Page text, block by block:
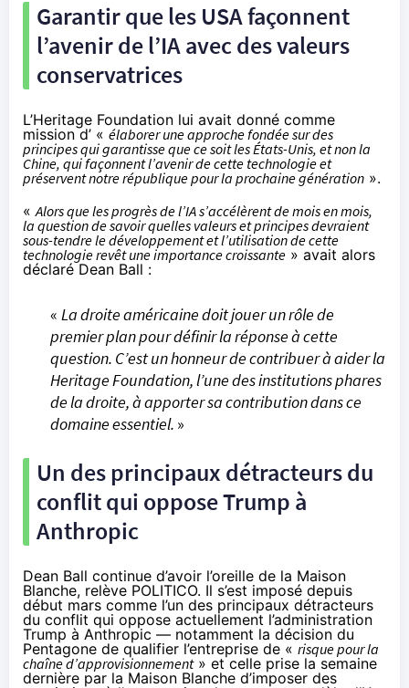
Garantir que les USA façonnent
l’avenir de l’IA avec des valeurs
conservatrices
L’Heritage Foundation lui avait donné comme
missiond’ « élaborer une approche fondée sur des
principes qui garantisse que ce soit les États-Unis, et non la
Chine, qui façonnent l’avenir de cette technologie et
préservent notre république pour la prochaine génération ».
«Alors que les progrès de l’IA s’accélèrent de mois en mois,
la question de savoir quelles valeurs et principes devraient
sous-tendre le développement et l’utilisation de cette
technologie revêt une importance croissante » avait alors
déclaré Dean Ball :
« La droite américaine doit jouer un rôle de
premier plan pour définir la réponse à cette
question. C’est un honneur de contribuer à aider la
Heritage Foundation, l’une des institutions phares
de la droite, à apporter sa contribution dans ce
domaine essentiel. »
Un des principaux détracteurs du
conflit qui oppose Trump à
Anthropic
Dean Ball continue d’avoir l’oreille de la Maison
Blanche, relève POLITICO. Il s’est imposé depuis
début mars comme l’un des principaux détracteurs
du conflit qui oppose actuellement l’administration
Trump à Anthropic — notamment la décision du
Pentagone de qualifier l’entreprise de « risque pour la
chaîne d’approvisionnement» et celle prise la semaine
dernière par la Maison Blanche d’imposer des